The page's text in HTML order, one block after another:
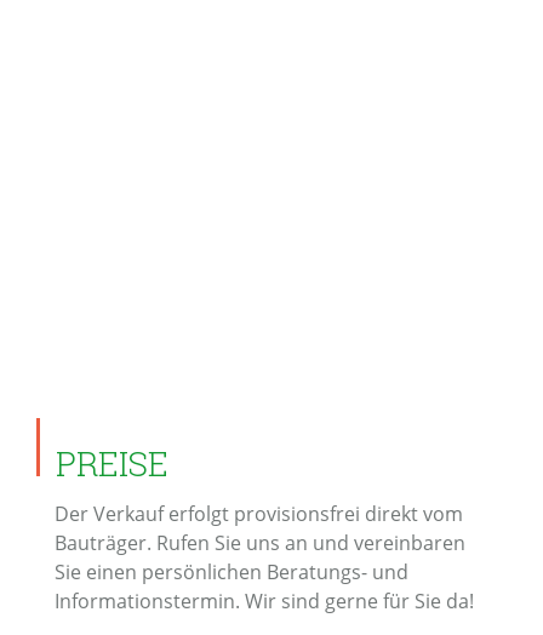
PREISE
Der Verkauf erfolgt provisionsfrei direkt vom
Bauträger. Rufen Sie uns an und vereinbaren
Sie einen persönlichen Beratungs- und
Informationstermin. Wir sind gerne für Sie da!